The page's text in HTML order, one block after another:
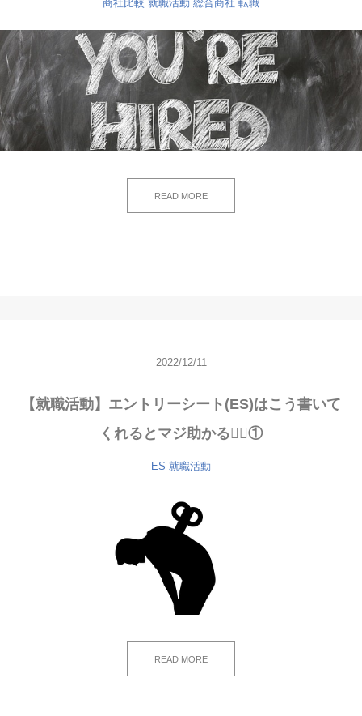
商社比較 就職活動 総合商社 転職
READ MORE
2022/12/11
【就職活動】エントリーシート(ES)はこう書いて
くれるとマジ助かる🙇‍♂️①
ES 就職活動
READ MORE